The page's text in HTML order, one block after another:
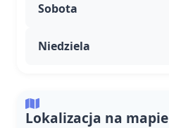
Sobota
Niedziela
Lokalizacja na mapie